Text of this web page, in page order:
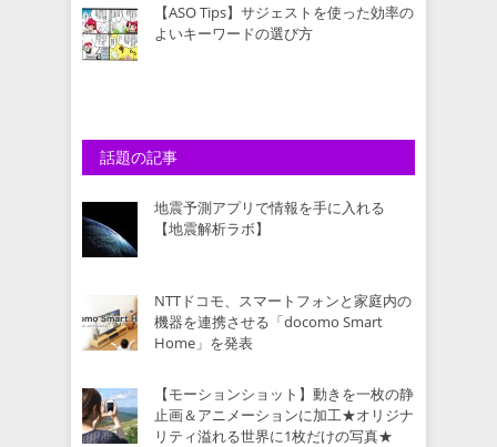
【ASO Tips】サジェストを使った効率の
よいキーワードの選び方
話題の記事
地震予測アプリで情報を手に入れる
【地震解析ラボ】
NTTドコモ、スマートフォンと家庭内の
機器を連携させる「docomo Smart
Home」を発表
【モーションショット】動きを一枚の静
止画＆アニメーションに加工★オリジナ
リティ溢れる世界に1枚だけの写真★